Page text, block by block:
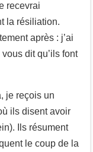
recevrai
la résiliation.
après : j’ai
dit qu’ils font
je reçois un
ils disent avoir
Ils résument
le coup de la